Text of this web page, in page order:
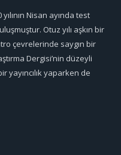
Nisan ayında test
Otuz yılı aşkın bir
çevrelerinde saygın bir
Dergisi’nin düzeyli
yayıncılık yaparken de